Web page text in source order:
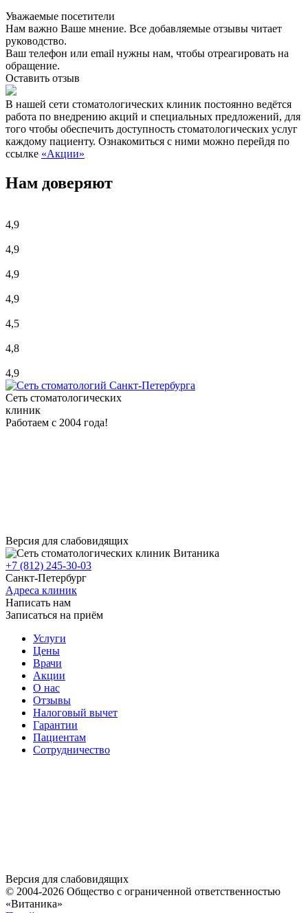
Уважаемые посетители
Нам важно Ваше мнение. Все добавляемые отзывы читает
руководство.
Ваш телефон или email нужны нам, чтобы отреагировать на
обращение.
Оставить отзыв
В нашей сети стоматологических клиник постоянно ведётся
работа по внедрению акций и специальных предложений, для
того чтобы обеспечить доступность стоматологических услуг
каждому пациенту. Ознакомиться с ними можно перейдя по
ссылке «Акции»
Нам доверяют
4,9
4,9
4,9
4,9
4,5
4,8
4,9
Сеть стоматологических
клиник
Работаем с 2004 года!
Версия для слабовидящих
+7 (812) 245-30-03
Санкт-Петербург
Адреса клиник
Написать нам
Записаться на приём
Услуги
Цены
Врачи
Акции
О нас
Отзывы
Налоговый вычет
Гарантии
Пациентам
Сотрудничество
Версия для слабовидящих
© 2004-2026 Общество с ограниченной ответственностью
«Витаника»